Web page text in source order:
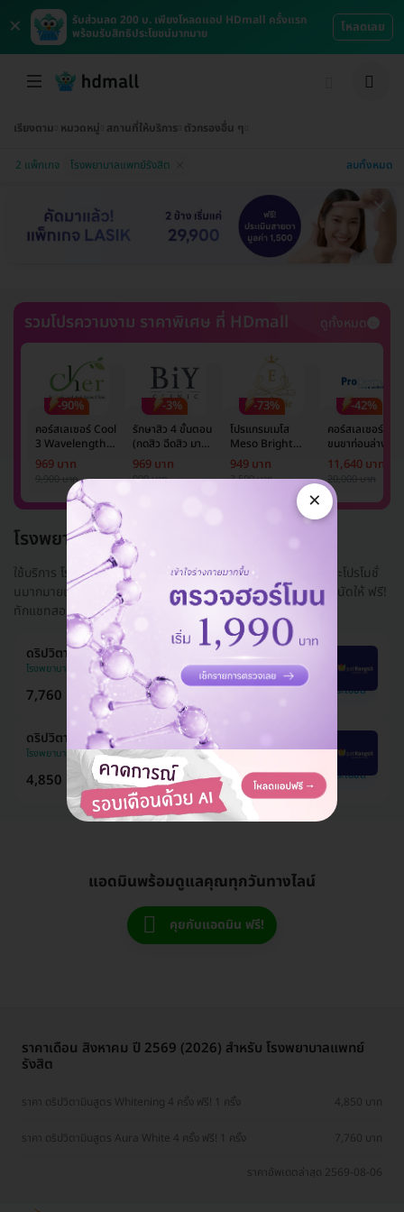
×
รับส่วนลด 200 บ. เพียงโหลดแอป HDmall ครั้งแรก
พร้อมรับสิทธิประโยชน์มากมาย
โหลดเลย
เรียงตาม หมวดหมู่ สถานที่ให้บริการ ตัวกรองอื่น ๆ
2 แพ็กเกจ โรงพยาบาลแพทย์รังสิต ลบทั้งหมด
รวมโปรความงาม ราคาพิเศษ ที่ HDmall ดูทั้งหมด
-90%
คอร์สเลเซอร์ Cool
3 Wavelength
Diode กำจัดขน
รักแร้ 1 ปี 12 ครั้ง
(1 สิทธิ์/ท่าน)
969 บาท
9,900 บาท
-3%
รักษาสิว 4 ขั้นตอน
(กดสิว ฉีดสิว มาส์ก
หน้า และฉายแสง)
1 ครั้ง
969 บาท
999 บาท
-73%
โปรแกรมเมโส
Meso Bright
จำนวนซีซีขึ้นอยู่กับ
แพทย์ประเมิน เพื่อ
ปรับผิวกระจ่างใส 1
949 บาท
3,500 บาท
-42%
คอร์สเลเซอร์กำจั
ขนขาท่อนล่าง 2
ข้าง 5 ครั้ง ด้วย
เลเซอร์
Mediostar
11,640 บาท
20,000 บาท
โรงพยาบาลแพทย์รังสิต
ใช้บริการ โรงพยาบาลแพทย์รังสิต ในราคาที่ถูกกว่า ด้วยส่วนลดและโปรโมชั่
นมากมายเมื่อจองผ่าน HDmall.co.th พร้อมบริการเช็กคิวและทำนัดให้ ฟรี!
ทักแชทสอบถ...อ่านเพิ่ม
ดริปวิตามินสูตร Aura White 4 ครั้ง ฟรี! 1 ครั้ง
โรงพยาบาลแพทย์รังสิต
7,760 บาท 13,800 บาท ประหยัด 44% ดูรายละเอียด
ดริปวิตามินสูตร Whitening 4 ครั้ง ฟรี! 1 ครั้ง
โรงพยาบาลแพทย์รังสิต
4,850 บาท 10,350 บาท ประหยัด 53% ดูรายละเอียด
แอดมินพร้อมดูแลคุณทุกวันทางไลน์
คุยกับแอดมิน ฟรี!
ราคาเดือน สิงหาคม ปี 2569 (2026) สำหรับ โรงพยาบาลแพทย์
รังสิต
ราคา ดริปวิตามินสูตร Whitening 4 ครั้ง ฟรี! 1 ครั้ง 4,850 บาท
ราคา ดริปวิตามินสูตร Aura White 4 ครั้ง ฟรี! 1 ครั้ง 7,760 บาท
ราคาอัพเดตล่าสุด 2569-08-06
×